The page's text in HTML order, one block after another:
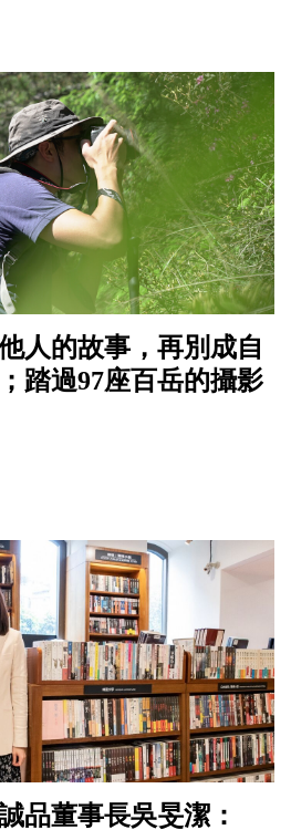
人的故事，再別成自
踏過97座百岳的攝影
品董事長吳旻潔：